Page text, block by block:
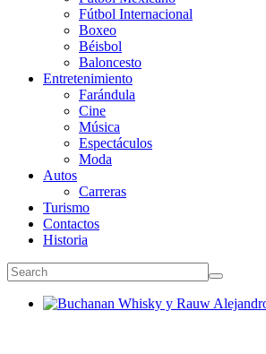
Fútbol Internacional
Boxeo
Béisbol
Baloncesto
Entretenimiento
Farándula
Cine
Música
Espectáculos
Moda
Autos
Carreras
Turismo
Contactos
Historia